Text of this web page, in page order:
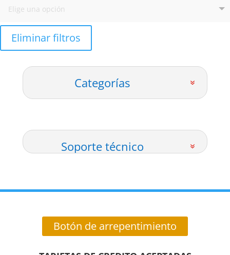
Eliminar filtros
Categorías
Soporte técnico
Botón de arrepentimiento